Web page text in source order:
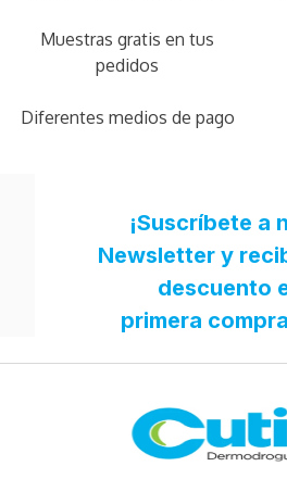
Muestras gratis en tus
pedidos
Diferentes medios de pago